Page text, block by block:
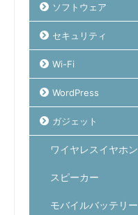
ソフトウェア
セキュリティ
Wi-Fi
WordPress
ガジェット
ワイヤレスイヤホン
スピーカー
モバイルバッテリー